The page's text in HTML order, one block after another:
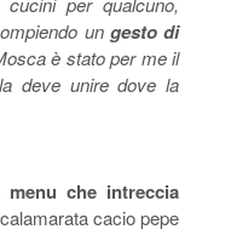
un gesto di
è stato per me il
deve unire dove la
menu che intreccia
cacio pepe